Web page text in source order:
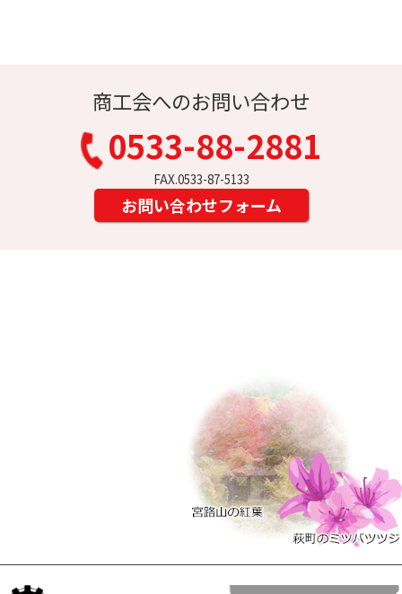
商工会へのお問い合わせ
0533-88-2881
FAX.0533-87-5133
お問い合わせフォーム